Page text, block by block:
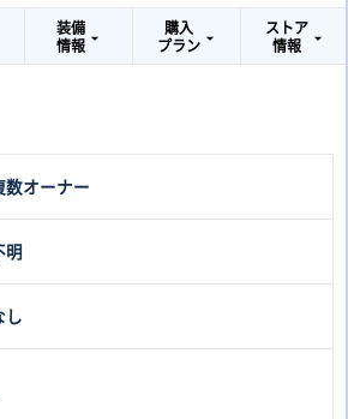
装備
情報
購入
プラン
ストア
情報
数オーナー
明
し